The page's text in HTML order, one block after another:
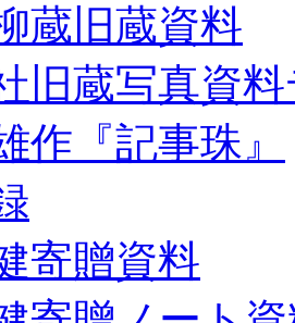
蔵旧蔵資料
旧蔵写真資
作『記事珠』
寄贈資料